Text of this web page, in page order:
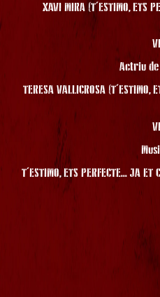
XAVI MIRA (T'ESTIMO, ETS
VI
Actriu
TERESA VALLICROSA (T'ESTIMO,
VI
T'ESTIMO, ETS PERFECTE... JA ET